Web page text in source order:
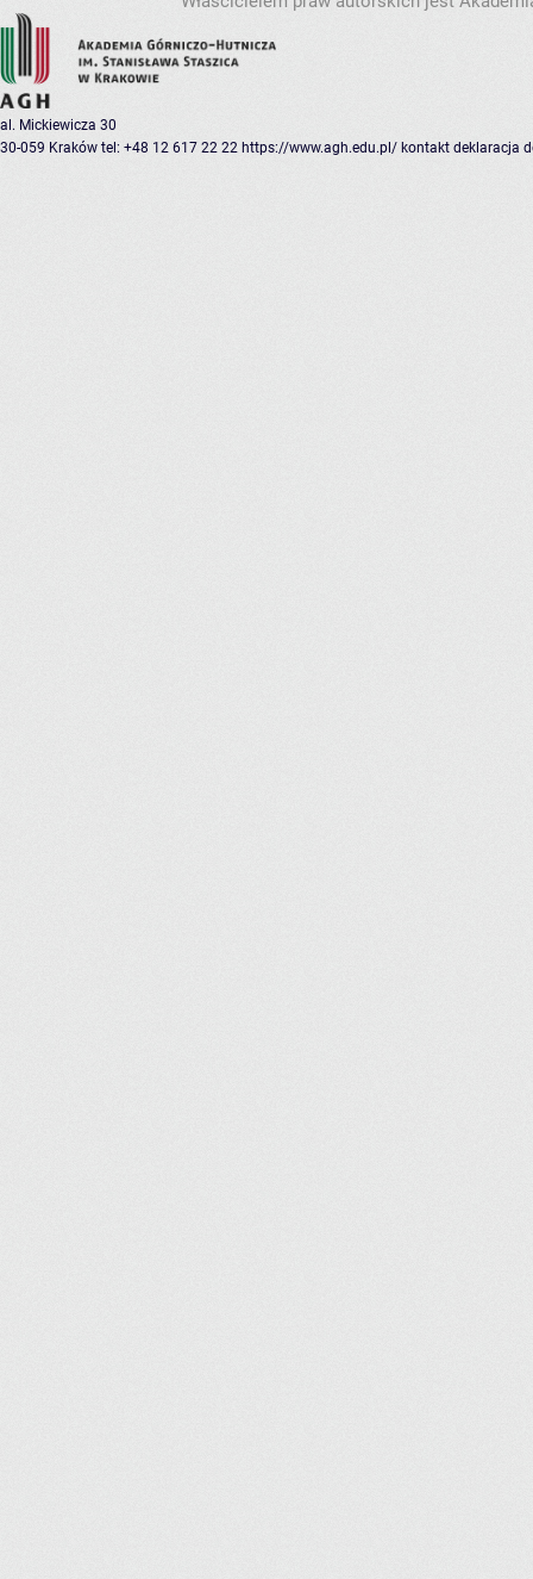
al. Mickiewicza 30
30-059 Kraków tel: +48 12 617 22 22 https://www.agh.edu.pl/ kontakt deklaracja